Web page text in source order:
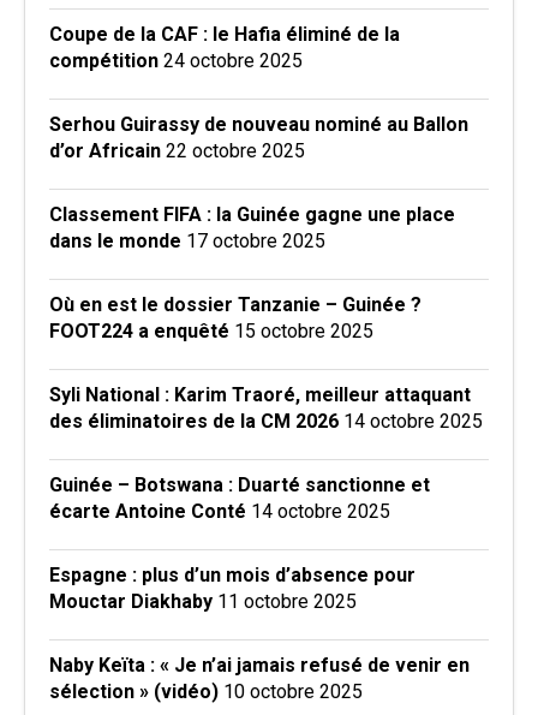
Coupe de la CAF : le Hafia éliminé de la
compétition 24 octobre 2025
Serhou Guirassy de nouveau nominé au Ballon
d’or Africain 22 octobre 2025
Classement FIFA : la Guinée gagne une place
dans le monde 17 octobre 2025
Où en est le dossier Tanzanie – Guinée ?
FOOT224 a enquêté 15 octobre 2025
Syli National : Karim Traoré, meilleur attaquant
des éliminatoires de la CM 2026 14 octobre 2025
Guinée – Botswana : Duarté sanctionne et
écarte Antoine Conté 14 octobre 2025
Espagne : plus d’un mois d’absence pour
Mouctar Diakhaby 11 octobre 2025
Naby Keïta : « Je n’ai jamais refusé de venir en
sélection » (vidéo) 10 octobre 2025